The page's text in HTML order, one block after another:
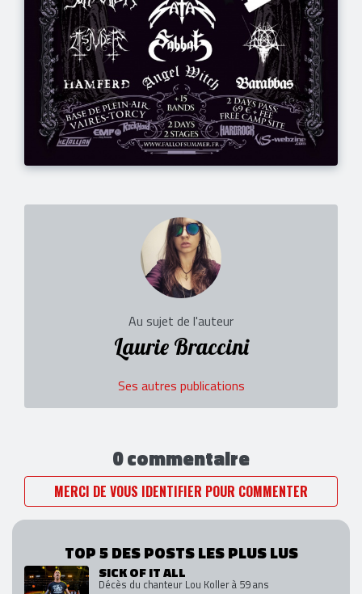
Au sujet de l'auteur
Laurie Braccini
Ses autres publications
0 commentaire
MERCI DE VOUS IDENTIFIER POUR COMMENTER
TOP 5 DES POSTS LES PLUS LUS
SICK OF IT ALL
Décès du chanteur Lou Koller à 59 ans